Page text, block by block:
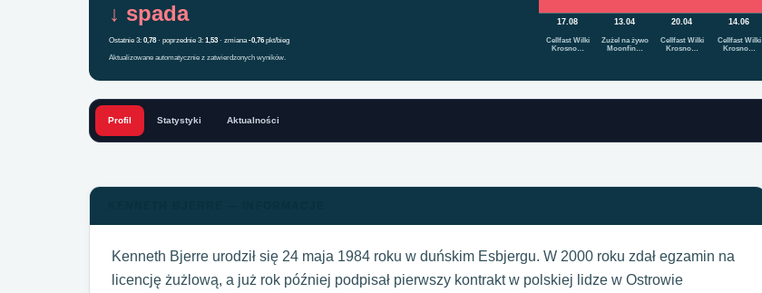
↓ spada
Ostatnie 3: 0,78· poprzednie 3: 1,53 · zmiana-0,76 pkt/bieg
Aktualizowane automatycznie z zatwierdzonych wyników.
17.08
Cellfast Wilki
Krosno…
13.04
Żużel na żywo
Moonfin…
20.04
Cellfast Wilki
Krosno…
14.06
Cellfast Wilki
Krosno…
Profil Statystyki Aktualności
Kenneth Bjerre urodził się 24 maja 1984 roku w duńskim Esbjergu. W 2000 roku zdał egzamin na
licencję żużlową, a już rok później podpisał pierwszy kontrakt w polskiej lidze w Ostrowie